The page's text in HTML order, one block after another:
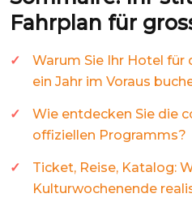
Fahrplan für
Warum Sie Ihr Hotel für
ein Jahr im Voraus
Wie entdecken Sie die
offiziellen Programms?
Ticket, Reise, Katalog:
Kulturwochenende